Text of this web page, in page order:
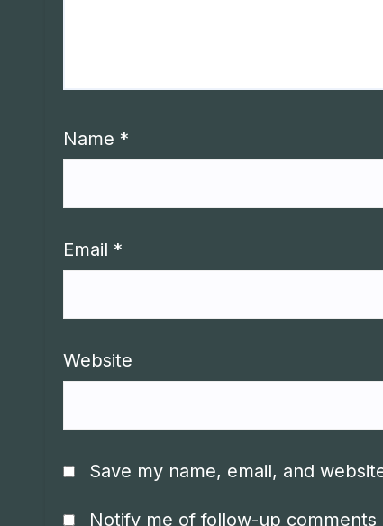
Name *
Email *
Website
Save my name, email, and
Notify me of follow-up comments